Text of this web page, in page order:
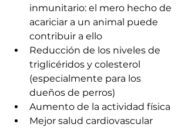
inmunitario: el mero hecho de
acariciar a un animal puede
contribuir a ello
Reducción de los niveles de
triglicéridos y colesterol
(especialmente para los
dueños de perros)
Aumento de la actividad física
Mejor salud cardiovascular